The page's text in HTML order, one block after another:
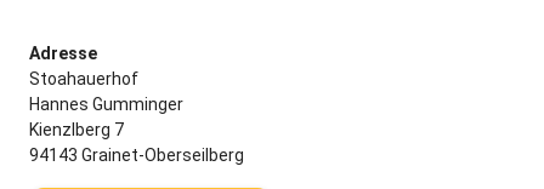
Adresse
Stoahauerhof
Hannes Gumminger
Kienzlberg 7
94143 Grainet-Oberseilberg